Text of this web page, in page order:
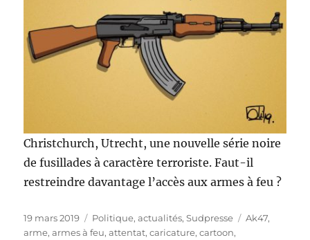
Christchurch, Utrecht, une nouvelle série noire
de fusillades à caractère terroriste. Faut-il
restreindre davantage l’accès aux armes à feu ?
Publié
le
19 mars 2019 Catégories
Politique, actualités,Sudpresse Étiquettes
Ak47,
arme,armes à feu,attentat,caricature,cartoon,